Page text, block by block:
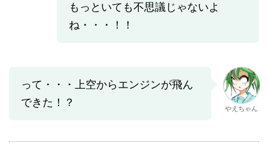
もっといても不思議じゃないよ
ね・・・！！
って・・・上空からエンジンが飛ん
できた！？
やえちゃん